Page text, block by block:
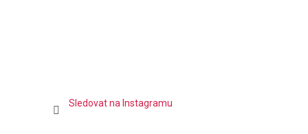
Sledovat na Instagramu